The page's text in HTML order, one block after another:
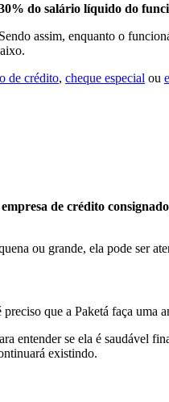
do salário líquido do
Sendo assim, enquanto o
de crédito, cheque especial ou
de crédito
ou grande, ela pode ser
que a Paketá faça uma
entender se ela é saudável
existindo.